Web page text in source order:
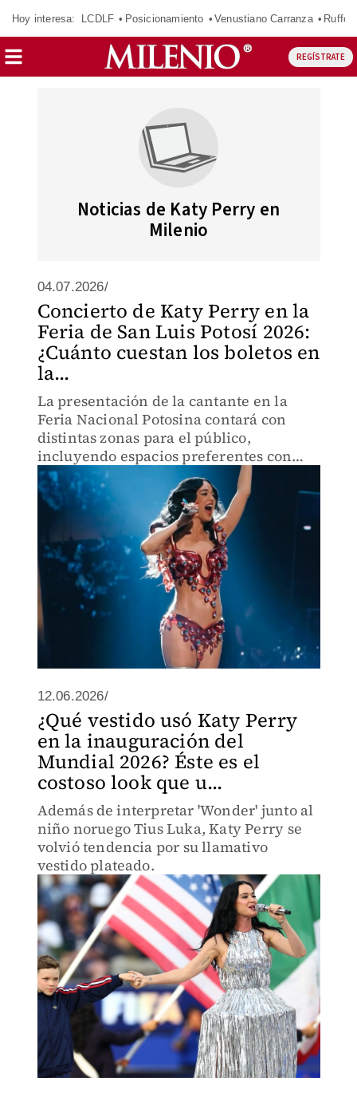
Hoy interesa: LCDLF Posicionamiento Venustiano Carranza Ruffo
REGÍSTRATE
Noticias de Katy Perry en
Milenio
04.07.2026/
Concierto de Katy Perry en la
Feria de San Luis Potosí 2026:
¿Cuánto cuestan los boletos en
la...
La presentación de la cantante en la
Feria Nacional Potosina contará con
distintas zonas para el público,
incluyendo espacios preferentes con
acceso mediante boleto.
12.06.2026/
¿Qué vestido usó Katy Perry
en la inauguración del
Mundial 2026? Éste es el
costoso look que u...
Además de interpretar 'Wonder' junto al
niño noruego Tius Luka, Katy Perry se
volvió tendencia por su llamativo
vestido plateado.